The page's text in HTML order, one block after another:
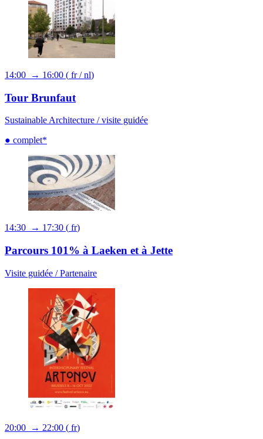
14:00 → 16:00 ( fr/nl)
Tour Brunfaut
Sustainable Architecture /visite guidée
● complet*
14:30 → 17:30 ( fr)
Parcours 101% à Laeken et à Jette
Visite guidée /Partenaire
20:00 → 22:00 ( fr)